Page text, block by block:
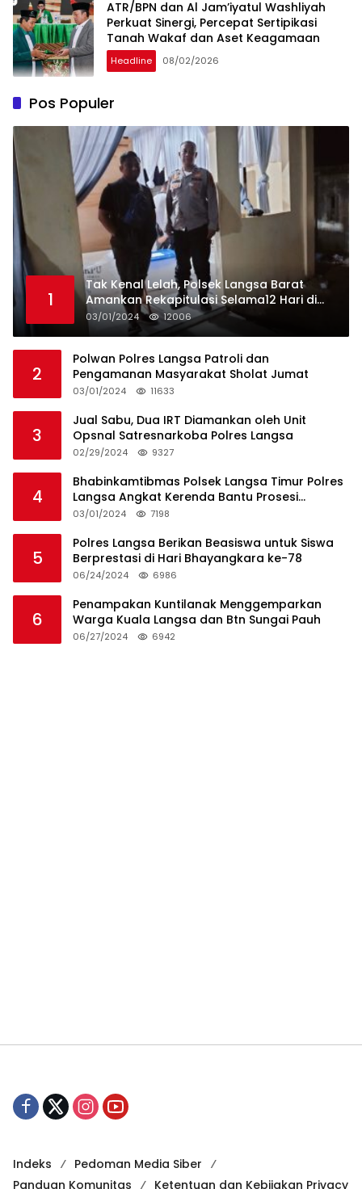
ATR/BPN dan Al Jam’iyatul Washliyah
Perkuat Sinergi, Percepat Sertipikasi
Tanah Wakaf dan Aset Keagamaan
Headline 08/02/2026
Pos Populer
1
Tak Kenal Lelah, Polsek Langsa Barat
Amankan Rekapitulasi Selama12 Hari di
Kecamatan Baro
03/01/2024 12006
2
Polwan Polres Langsa Patroli dan
Pengamanan Masyarakat Sholat Jumat
03/01/2024 11633
3
Jual Sabu, Dua IRT Diamankan oleh Unit
Opsnal Satresnarkoba Polres Langsa
02/29/2024 9327
4
Bhabinkamtibmas Polsek Langsa Timur Polres
Langsa Angkat Kerenda Bantu Prosesi
Pemakaman Warga
03/01/2024 7198
5
Polres Langsa Berikan Beasiswa untuk Siswa
Berprestasi di Hari Bhayangkara ke-78
06/24/2024 6986
6
Penampakan Kuntilanak Menggemparkan
Warga Kuala Langsa dan Btn Sungai Pauh
06/27/2024 6942
Indeks
Pedoman Media Siber
Panduan Komunitas
Ketentuan dan Kebijakan Privacy